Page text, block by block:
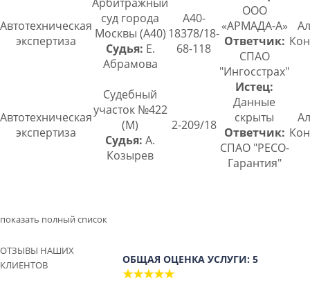
Автотехническая
экспертиза
Арбитражный
суд города
Москвы (А40)
Судья: Е.
Абрамова
А40-
18378/18-
68-118
ООО
«АРМАДА-А»
Ответчик:
СПАО
"Ингосстрах"
Автотехническая
экспертиза
Судебный
участок №422
(М)
Судья: А.
Козырев
2-209/18
Истец:
Данные
скрыты
Ответчик:
СПАО "РЕСО-
Гарантия"
показать полный список
ОТЗЫВЫ НАШИХ
КЛИЕНТОВ
ОБЩАЯ ОЦЕНКА УСЛУГИ: 5
★★★★★